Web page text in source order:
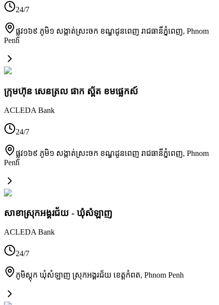
24/7
ផ្លូវ១៦៩ ភូមិ១ សង្កាត់ស្រះចក ខណ្ឌដូនពេញ រាជធានីភ្នំពេញ, Phnom
Penh
ក្រុមហ៊ុន សេនត្រល ផាក ស្ព័ត ខមផ្លេកស៍
ACLEDA Bank
24/7
ផ្លូវ១៦៩ ភូមិ១ សង្កាត់ស្រះចក ខណ្ឌដូនពេញ រាជធានីភ្នំពេញ, Phnom
Penh
សាខាស្រុកអង្គរជ័យ - ឃុំសំឡាញ
ACLEDA Bank
24/7
ភូមិស្តុក ឃុំសំឡាញ ស្រុកអង្គរជ័យ ខេត្តកំពត, Phnom Penh